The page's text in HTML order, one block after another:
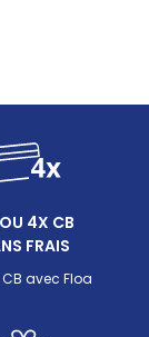
4X CB
FRAIS
CB avec Floa